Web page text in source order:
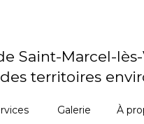
Saint-Marcel-
territoires
Galerie À